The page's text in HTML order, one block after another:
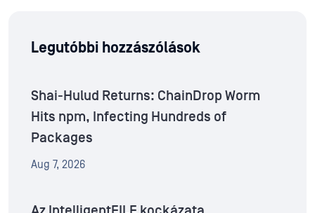
Legutóbbi hozzászólások
Shai-Hulud Returns: ChainDrop Worm
Hits npm, Infecting Hundreds of
Packages
Aug 7, 2026